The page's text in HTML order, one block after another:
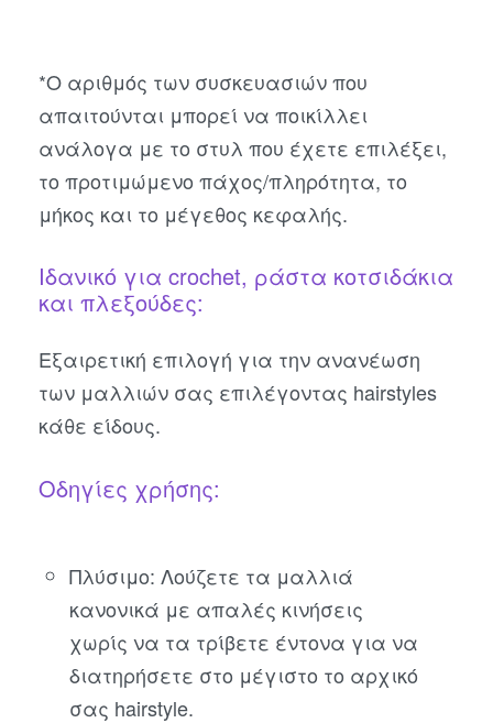
*Ο αριθμός των συσκευασιών που
απαιτούνται μπορεί να ποικίλλει
ανάλογα με το στυλ που έχετε επιλέξει,
το προτιμώμενο πάχος/πληρότητα, το
μήκος και το μέγεθος κεφαλής.
Ιδανικό για crochet, ράστα κοτσιδάκια
και πλεξούδες:
Εξαιρετική επιλογή για την ανανέωση
των μαλλιών σας επιλέγοντας hairstyles
κάθε είδους.
Οδηγίες χρήσης:
Πλύσιμο: Λούζετε τα μαλλιά
κανονικά με απαλές κινήσεις
χωρίς να τα τρίβετε έντονα για να
διατηρήσετε στο μέγιστο το αρχικό
σας hairstyle.